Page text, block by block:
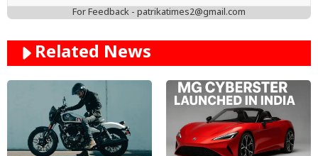
For Feedback - patrikatimes2@gmail.com
Related News